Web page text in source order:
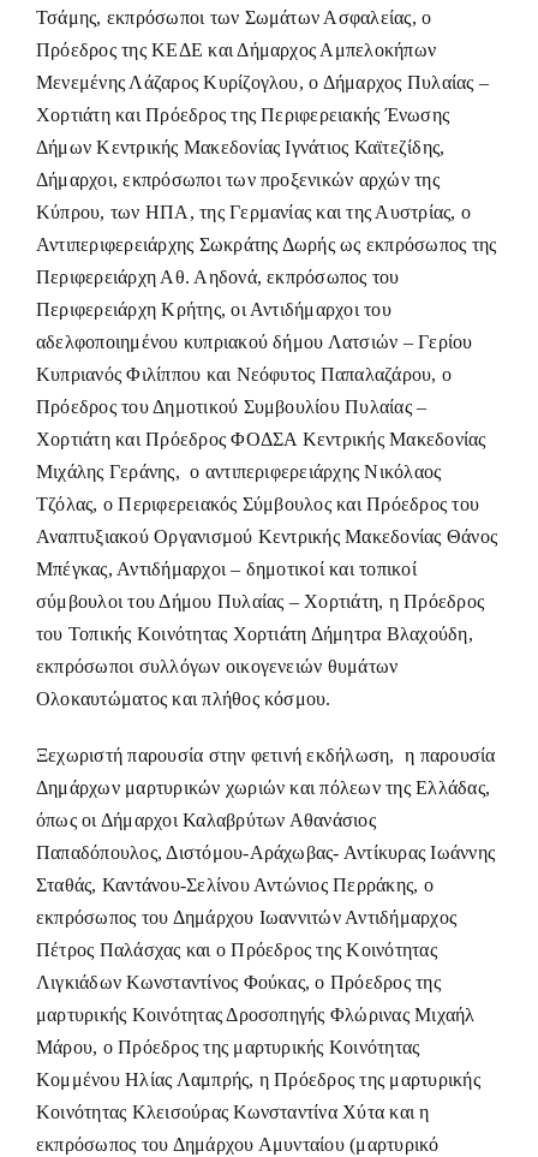
Τσάμης, εκπρόσωποι των Σωμάτων Ασφαλείας, ο
Πρόεδρος της ΚΕΔΕ και Δήμαρχος Αμπελοκήπων
Μενεμένης Λάζαρος Κυρίζογλου, ο Δήμαρχος Πυλαίας –
Χορτιάτη και Πρόεδρος της Περιφερειακής Ένωσης
Δήμων Κεντρικής Μακεδονίας Ιγνάτιος Καϊτεζίδης,
Δήμαρχοι, εκπρόσωποι των προξενικών αρχών της
Κύπρου, των ΗΠΑ, της Γερμανίας και της Αυστρίας, ο
Αντιπεριφερειάρχης Σωκράτης Δωρής ως εκπρόσωπος της
Περιφερειάρχη Αθ. Αηδονά, εκπρόσωπος του
Περιφερειάρχη Κρήτης, οι Αντιδήμαρχοι του
αδελφοποιημένου κυπριακού δήμου Λατσιών – Γερίου
Κυπριανός Φιλίππου και Νεόφυτος Παπαλαζάρου, ο
Πρόεδρος του Δημοτικού Συμβουλίου Πυλαίας –
Χορτιάτη και Πρόεδρος ΦΟΔΣΑ Κεντρικής Μακεδονίας
Μιχάλης Γεράνης, ο αντιπεριφερειάρχης Νικόλαος
Τζόλας, ο Περιφερειακός Σύμβουλος και Πρόεδρος του
Αναπτυξιακού Οργανισμού Κεντρικής Μακεδονίας Θάνος
Μπέγκας, Αντιδήμαρχοι – δημοτικοί και τοπικοί
σύμβουλοι του Δήμου Πυλαίας – Χορτιάτη, η Πρόεδρος
του Τοπικής Κοινότητας Χορτιάτη Δήμητρα Βλαχούδη,
εκπρόσωποι συλλόγων οικογενειών θυμάτων
Ολοκαυτώματος και πλήθος κόσμου.
Ξεχωριστή παρουσία στην φετινή εκδήλωση, η παρουσία
Δημάρχων μαρτυρικών χωριών και πόλεων της Ελλάδας,
όπως οι Δήμαρχοι Καλαβρύτων Αθανάσιος
Παπαδόπουλος, Διστόμου-Αράχωβας- Αντίκυρας Ιωάννης
Σταθάς, Καντάνου-Σελίνου Αντώνιος Περράκης, ο
εκπρόσωπος του Δημάρχου Ιωαννιτών Αντιδήμαρχος
Πέτρος Παλάσχας και ο Πρόεδρος της Κοινότητας
Λιγκιάδων Κωνσταντίνος Φούκας, ο Πρόεδρος της
μαρτυρικής Κοινότητας Δροσοπηγής Φλώρινας Μιχαήλ
Μάρου, ο Πρόεδρος της μαρτυρικής Κοινότητας
Κομμένου Ηλίας Λαμπρής, η Πρόεδρος της μαρτυρικής
Κοινότητας Κλεισούρας Κωνσταντίνα Χύτα και η
εκπρόσωπος του Δημάρχου Αμυνταίου (μαρτυρικό